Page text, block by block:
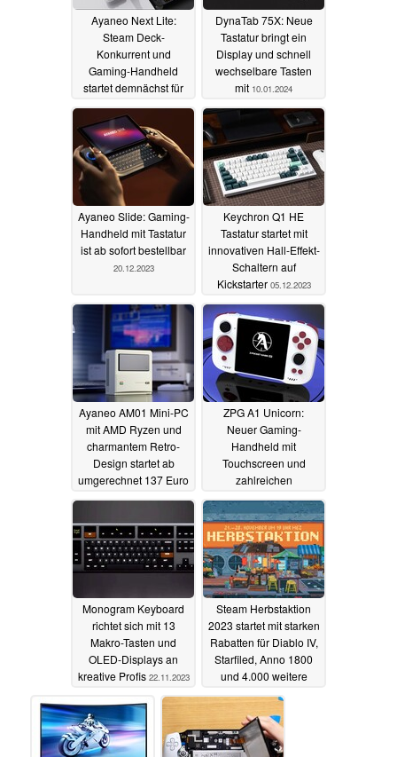
Ayaneo Next Lite:
Steam Deck-
Konkurrent und
Gaming-Handheld
startet demnächst für
299 Dollar - aber doch
nicht mit SteamOS
12.01.2024
DynaTab 75X: Neue
Tastatur bringt ein
Display und schnell
wechselbare Tasten
mit 10.01.2024
Ayaneo Slide: Gaming-
Handheld mit Tastatur
ist ab sofort bestellbar
20.12.2023
Keychron Q1 HE
Tastatur startet mit
innovativen Hall-Effekt-
Schaltern auf
Kickstarter 05.12.2023
Ayaneo AM01 Mini-PC
mit AMD Ryzen und
charmantem Retro-
Design startet ab
umgerechnet 137 Euro
auf Indiegogo28.11.2023
ZPG A1 Unicorn:
Neuer Gaming-
Handheld mit
Touchscreen und
zahlreichen
Eingabemöglichkeiten
27.11.2023
Monogram Keyboard
richtet sich mit 13
Makro-Tasten und
OLED-Displays an
kreative Profis 22.11.2023
Steam Herbstaktion
2023 startet mit starken
Rabatten für Diablo IV,
Starfiled, Anno 1800
und 4.000 weitere
Spiele21.11.2023